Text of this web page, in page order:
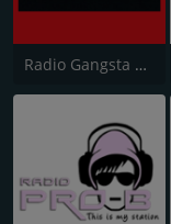
Radio Gangsta Manele